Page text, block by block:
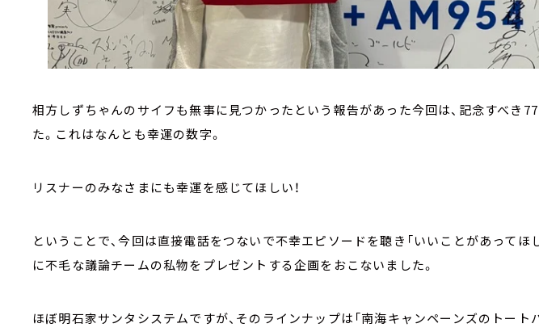
相方しずちゃんのサイフも無事に見つかったという報告があった今回は、記念すべき
た。これはなんとも幸運の数字。
リスナーのみなさまにも幸運を感じてほしい！
ということで、今回は直接電話をつないで不幸エピソードを聴き「いいことがあってほし
に不毛な議論チームの私物をプレゼントする企画をおこないました。
ほぼ明石家サンタシステムですが、そのラインナップは「南海キャンペーンズのトートバ